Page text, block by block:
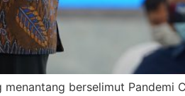
berselimut Pandemi